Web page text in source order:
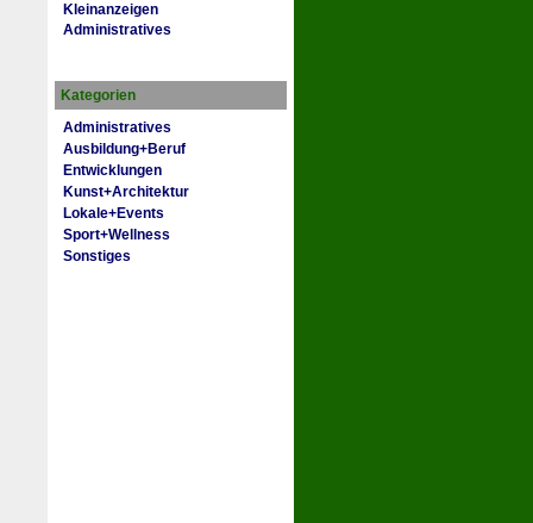
Kleinanzeigen
Administratives
Kategorien
Administratives
Ausbildung+Beruf
Entwicklungen
Kunst+Architektur
Lokale+Events
Sport+Wellness
Sonstiges